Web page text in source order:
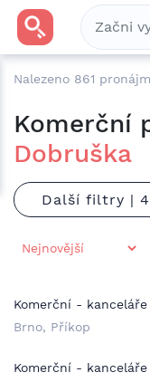
Nalezeno 861
Komerční
Dobruška
Další filtry |
Komerční - kanceláře
Brno, Příkop
Komerční - kanceláře